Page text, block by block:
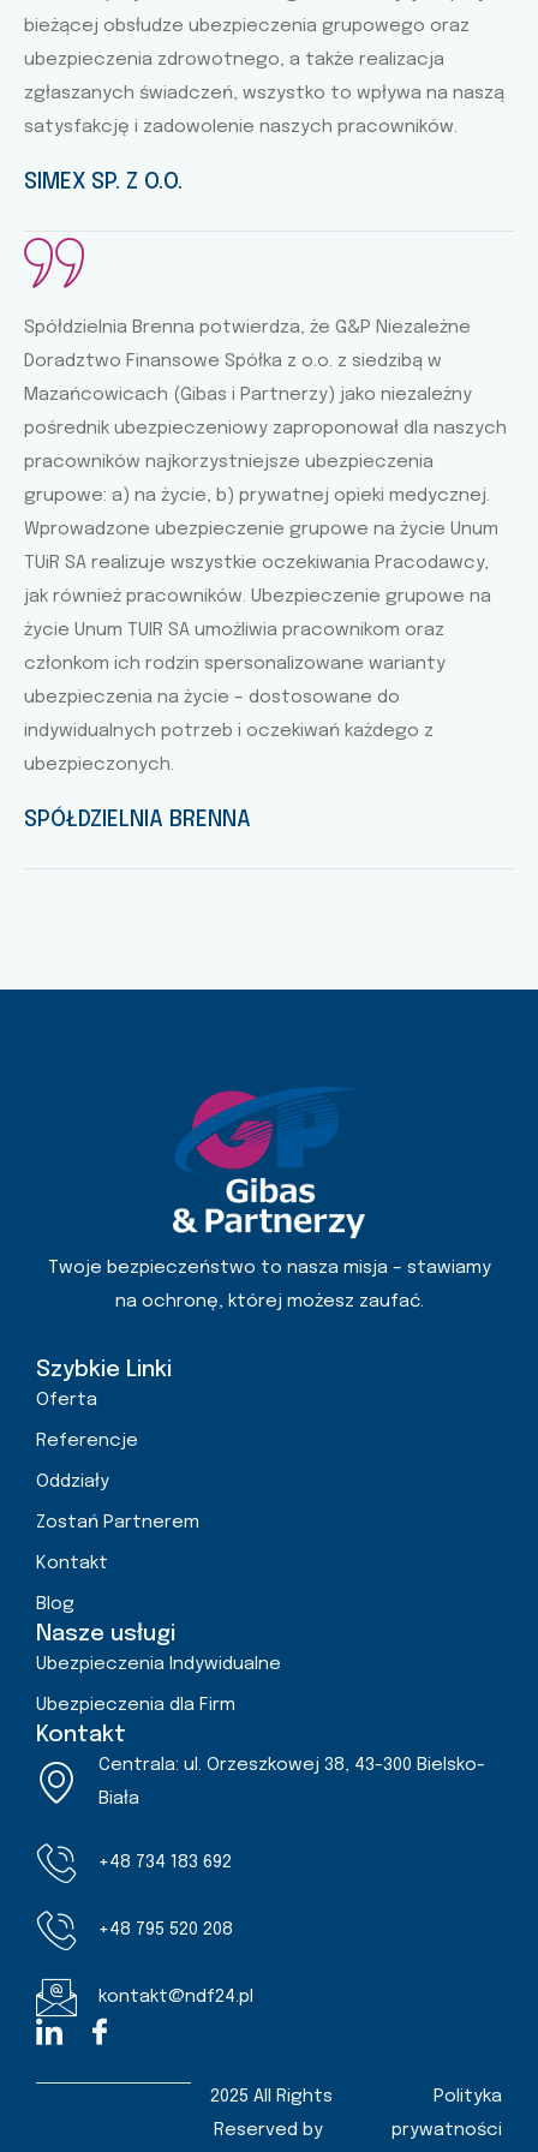
bieżącej obsłudze ubezpieczenia grupowego oraz
ubezpieczenia zdrowotnego, a także realizacja
zgłaszanych świadczeń, wszystko to wpływa na naszą
satysfakcję i zadowolenie naszych pracowników.
SIMEX SP. Z O.O.
Spółdzielnia Brenna potwierdza, że G&P Niezależne
Doradztwo Finansowe Spółka z o.o. z siedzibą w
Mazańcowicach (Gibas i Partnerzy) jako niezależny
pośrednik ubezpieczeniowy zaproponował dla naszych
pracowników najkorzystniejsze ubezpieczenia
grupowe: a) na życie, b) prywatnej opieki medycznej.
Wprowadzone ubezpieczenie grupowe na życie Unum
TUiR SA realizuje wszystkie oczekiwania Pracodawcy,
jak również pracowników. Ubezpieczenie grupowe na
życie Unum TUIR SA umożliwia pracownikom oraz
członkom ich rodzin spersonalizowane warianty
ubezpieczenia na życie – dostosowane do
indywidualnych potrzeb i oczekiwań każdego z
ubezpieczonych.
SPÓŁDZIELNIA BRENNA
Twoje bezpieczeństwo to nasza misja – stawiamy
na ochronę, której możesz zaufać.
Szybkie Linki
Oferta
Referencje
Oddziały
Zostań Partnerem
Kontakt
Blog
Nasze usługi
Ubezpieczenia Indywidualne
Ubezpieczenia dla Firm
Kontakt
Centrala: ul. Orzeszkowej 38, 43-300 Bielsko-
Biała
+48 734 183 692
+48 795 520 208
kontakt@ndf24.pl
2025 All Rights
Reserved by
Polityka
prywatności